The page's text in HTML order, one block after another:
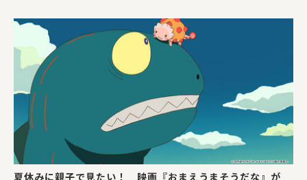
夏休みに親子で見たい！ 映画『おまえうまそうだな』が